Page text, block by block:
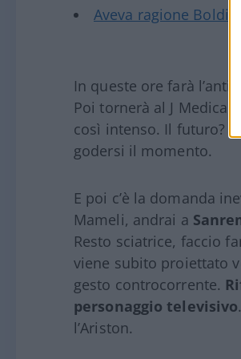
Aveva ragione Boldi.
In queste ore farà
Poi tornerà al J
così intenso. Il futuro?
godersi il momento.
E poi c’è la domanda
Mameli, andrai a
Resto sciatrice, faccio
viene subito proiettato
gesto controcorrente.
personaggio televisivo
l’Ariston.